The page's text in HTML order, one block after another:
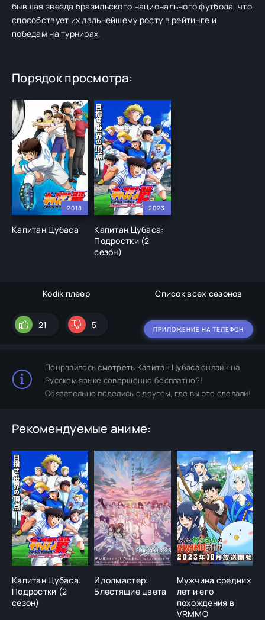
бывшая звезда бразильского национального футбола, что
способствует их дальнейшему росту в рейтинге и
победам на турнирах.
Порядок просмотра:
2018
Капитан Цубаса
2023
Капитан Цубаса:
Подростки (2
сезон)
Kodik плеер Список всех сезонов
21 5 ПРИЛОЖЕНИЕ НА ТЕЛЕФОН
Понравилосьсмотреть Капитан Цубасаонлайн на
Русском языке совершенно бесплатно?!
Обязательно поделись с другом, где вы это сделали!
Рекомендуемые аниме:
Капитан Цубаса:
Подростки (2
сезон)
Идолмастер:
Блестящие цвета
Мужчина средних
лет и его
похождения в
VRMMO